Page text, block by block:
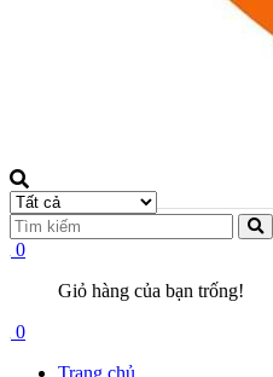
0
Giỏ hàng của bạn trống!
0
Trang chủ